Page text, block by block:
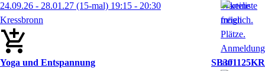
24.09.26 - 28.01.27 (15-mal) 19:15 - 20:30
Kressbronn
Yoga und Entspannung
SB301125KR